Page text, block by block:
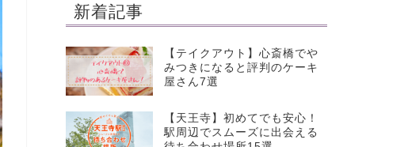
新着記事
【テイクアウト】心斎橋でや
みつきになると評判のケーキ
屋さん7選
【天王寺】初めてでも安心！
駅周辺でスムーズに出会える